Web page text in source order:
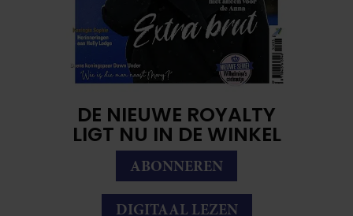
DE NIEUWE ROYALTY
LIGT NU IN DE WINKEL
ABONNEREN
DIGITAAL LEZEN